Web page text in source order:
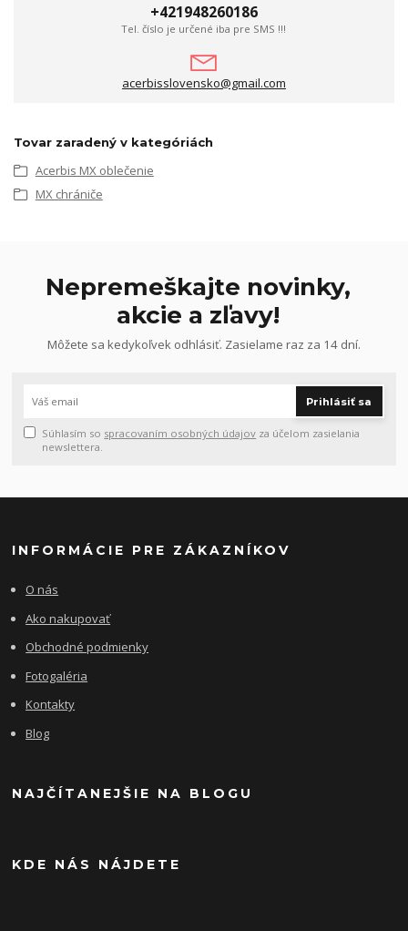
+421948260186
Tel. číslo je určené iba pre SMS !!!
acerbisslovensko@gmail.com
Tovar zaradený v kategóriách
Acerbis MX oblečenie
MX chrániče
Nepremeškajte novinky,
akcie a zľavy!
Môžete sa kedykoľvek odhlásiť. Zasielame raz za 14 dní.
Prihlásiť sa
Súhlasím so spracovaním osobných údajov za účelom zasielania
newslettera.
INFORMÁCIE PRE ZÁKAZNÍKOV
O nás
Ako nakupovať
Obchodné podmienky
Fotogaléria
Kontakty
Blog
NAJČÍTANEJŠIE NA BLOGU
KDE NÁS NÁJDETE